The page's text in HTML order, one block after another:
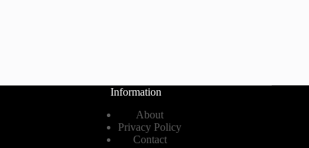
Information
About
Privacy Policy
Contact